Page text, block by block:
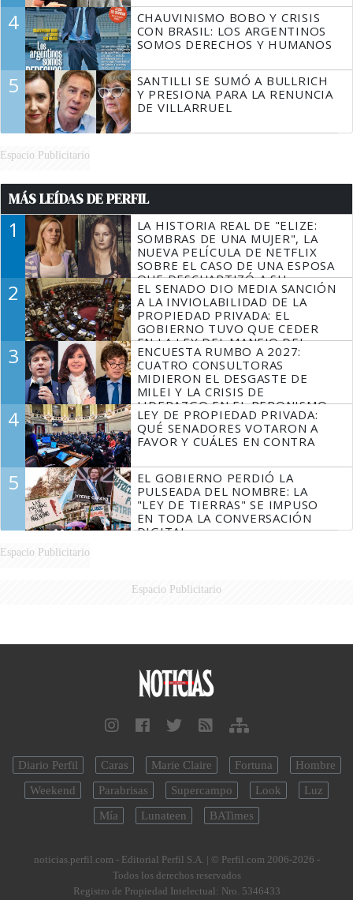
4
CHAUVINISMO BOBO Y CRISIS
CON BRASIL: LOS ARGENTINOS
SOMOS DERECHOS Y HUMANOS
5
SANTILLI SE SUMÓ A BULLRICH
Y PRESIONA PARA LA RENUNCIA
DE VILLARRUEL
Espacio Publicitario
MÁS LEÍDAS DE PERFIL
1
LA HISTORIA REAL DE "ELIZE:
SOMBRAS DE UNA MUJER", LA
NUEVA PELÍCULA DE NETFLIX
SOBRE EL CASO DE UNA ESPOSA
QUE DESCUARTIZÓ A SU
MARIDO
2
EL SENADO DIO MEDIA SANCIÓN
A LA INVIOLABILIDAD DE LA
PROPIEDAD PRIVADA: EL
GOBIERNO TUVO QUE CEDER
EN LA LEY DEL MANEJO DEL
FUEGO
3
ENCUESTA RUMBO A 2027:
CUATRO CONSULTORAS
MIDIERON EL DESGASTE DE
MILEI Y LA CRISIS DE
LIDERAZGO EN EL PERONISMO
4
LEY DE PROPIEDAD PRIVADA:
QUÉ SENADORES VOTARON A
FAVOR Y CUÁLES EN CONTRA
5
EL GOBIERNO PERDIÓ LA
PULSEADA DEL NOMBRE: LA
"LEY DE TIERRAS" SE IMPUSO
EN TODA LA CONVERSACIÓN
DIGITAL
Espacio Publicitario
Espacio Publicitario
Diario Perfil Caras Marie Claire Fortuna
Hombre
Weekend
Parabrisas Supercampo Look
Luz
Mía
Lunateen BATimes
noticias.perfil.com - Editorial Perfil S.A. | © Perfil.com 2006-2026 -
Todos los derechos reservados
Registro de Propiedad Intelectual: Nro. 5346433